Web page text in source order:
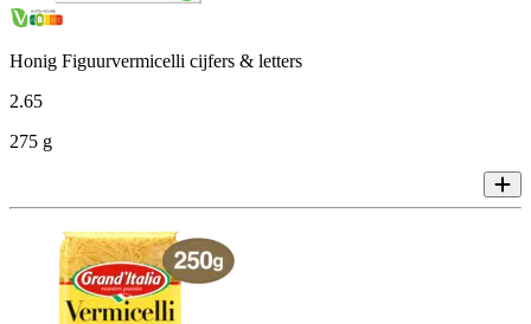
Honig Figuurvermicelli cijfers & letters
2.65
275 g